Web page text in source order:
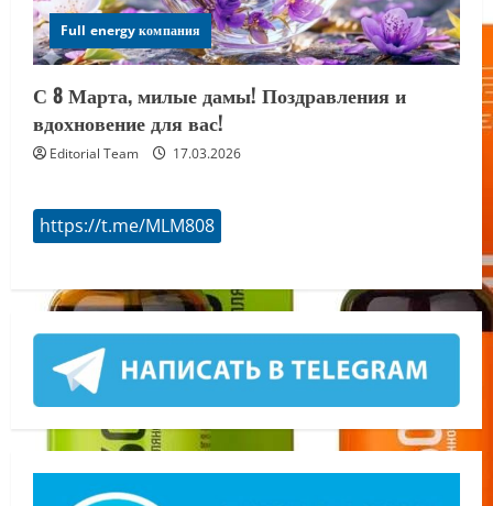
Full energy компания
С 8 Марта, милые дамы! Поздравления и
вдохновение для вас!
Editorial Team 17.03.2026
https://t.me/MLM808